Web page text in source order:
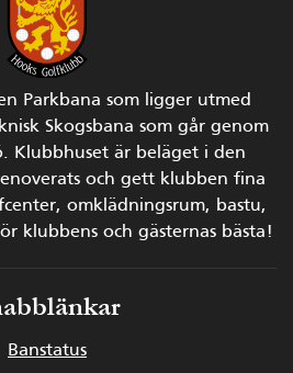
Parkbana som ligger utmed
Skogsbana som går genom
Klubbhuset är beläget i den
och gett klubben fina
omklädningsrum, bastu,
klubbens och gästernas bästa!
Banstatus